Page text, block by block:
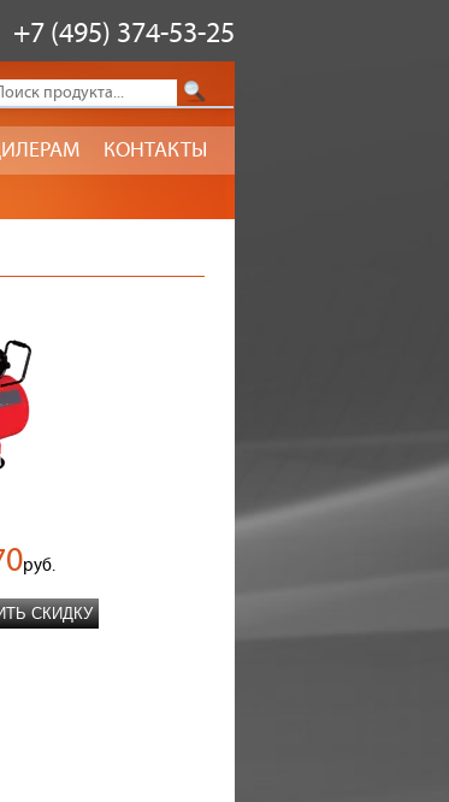
+7 (495) 374-53-25
КОНТАКТЫ
руб.
СКИДКУ